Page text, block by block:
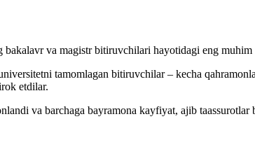
va magistr bitiruvchilari hayotidagi eng
tamomlagan bitiruvchilar – kecha
etdilar.
va barchaga bayramona kayfiyat, ajib taassurotlar